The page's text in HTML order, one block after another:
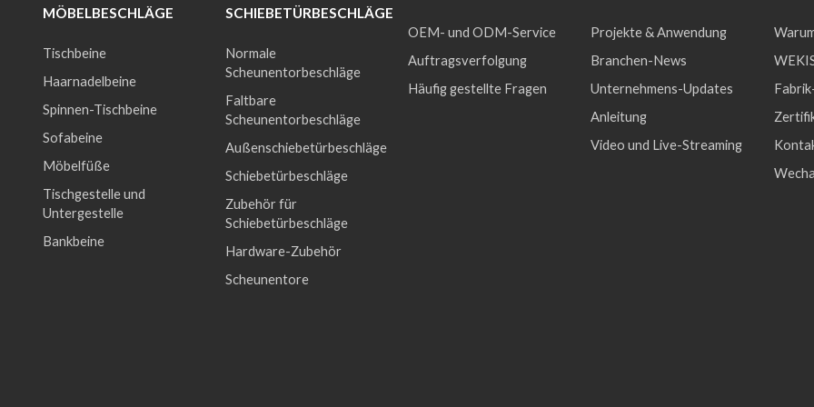
ÖBELBESCHLÄGE
Tischbeine
Haarnadelbeine
Spinnen-Tischbeine
Sofabeine
Möbelfüße
Tischgestelle und
Untergestelle
Bankbeine
SCHIEBETÜRBESCHLÄGE
Normale
Scheunentorbeschläge
Faltbare
Scheunentorbeschläge
Außenschiebetürbeschläge
Schiebetürbeschläge
Zubehör für
Schiebetürbeschläge
Hardware-Zubehör
Scheunentore
OEM- und ODM-Service
Auftragsverfolgung
Häufig gestellte Fragen
Projekte & Anwendung
Branchen-News
Unternehmens-Updates
Anleitung
Video und Live-Streaming